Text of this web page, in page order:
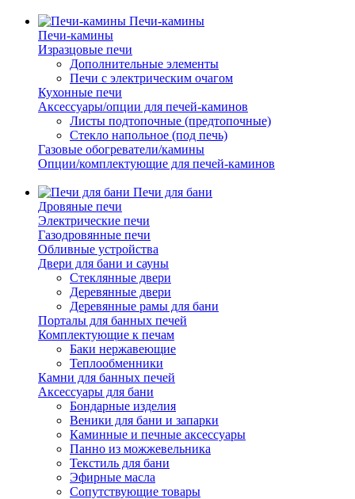
Печи-камины
Печи-камины
Изразцовые печи
Дополнительные элементы
Печи с электрическим очагом
Кухонные печи
Аксессуары/опции для печей-каминов
Листы подтопочные (предтопочные)
Стекло напольное (под печь)
Газовые обогреватели/камины
Опции/комплектующие для печей-каминов
Печи для бани
Дровяные печи
Электрические печи
Газодровянные печи
Обливные устройства
Двери для бани и сауны
Стеклянные двери
Деревянные двери
Деревянные рамы для бани
Порталы для банных печей
Комплектующие к печам
Баки нержавеющие
Теплообменники
Камни для банных печей
Аксессуары для бани
Бондарные изделия
Веники для бани и запарки
Каминные и печные аксессуары
Панно из можжевельника
Текстиль для бани
Эфирные масла
Сопутствующие товары